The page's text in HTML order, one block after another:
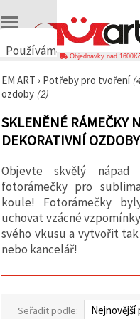
Používáme
🍪
Používáme
podobné
technologie,
abychom
správné
fungování
webu,
zlepšili vaše
prostředí
při jeho
používání a
s vaším
souhlasem
návštěvnost
relevantnější
Objednávky nad
EM ART › Potřeby pro tvoření
ozdoby (2)
SKLENĚNÉ RÁMEČKY
DEKORATIVNÍ OZDOBY
Objevte skvělý
fotorámečky pro
koule! Fotorámečky
uchovat vzácné
svého vkusu a vytvořit
nebo kancelář!
Seřadit podle: